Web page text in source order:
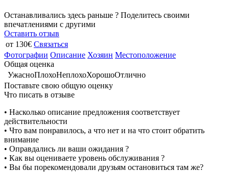
Останавливались здесь раньше ? Поделитесь своими
впечатлениями с другими
Оставить отзыв
от 130€ Связаться
Фотографии Описание Хозяин Местоположение
Общая оценка
УжасноПлохоНеплохоХорошоОтлично
Поставьте свою общую оценку
Что писать в отзыве
• Насколько описание предложения соответствует
действительности
• Что вам понравилось, а что нет и на что стоит обратить
внимание
• Оправдались ли ваши ожидания ?
• Как вы оцениваете уровень обслуживания ?
• Вы бы порекомендовали друзьям остановиться там же?